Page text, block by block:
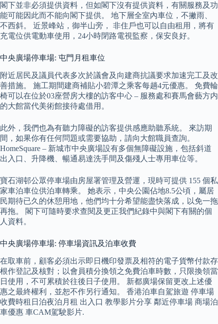
閣下並非必須提供資料，但如閣下沒有提供資料，有關服務及功
能可能因此而不能向閣下提供。 地下層全室內車位，不撇雨、
不西斜。 近景峰站，御半山旁， 非住戶也可以自由租用，將有
充電位供電動車使用，24小時閉路電視監察，保安良好。
中央廣場停車場: 屯門月租車位
附近居民及議員代表多次於議會及向建商抗議要求加速完工及改
善措施。 施工期間建商補貼小碧潭之乘客每趟4元優惠。 免費輪
椅可以在位於03座營房大樓的訪客中心 – 服務處和賽馬會藝方内
的大館當代美術館接待處借用。
此外，我們也為有聽力障礙的訪客提供感應助聽系統。 來訪期
間，如果你有任何問題或需要協助，請向大館職員查詢。
HomeSquare – 新城市中央廣場設有多個無障礙設施，包括斜道
出入口、升降機、暢通易達洗手間及傷殘人士專用車位等。
寶石湖邨公眾停車場由房屋署管理及營運，現時可提供 155 個私
家車泊車位供泊車轉乘。 她表示，中央公園佔地8.5公頃，屬居
民期待已久的休憩用地，他們均十分希望能盡快落成，以免一拖
再拖。 閣下可隨時要求查閱及更正我們紀錄中與閣下有關的個
人資料。
中央廣場停車場: 停車場資訊及泊車收費
在取車前，顧客必須出示即日機印發票及相符的電子貨幣付款存
根作登記及核對；以會員積分換領之免費泊車時數，只限換領當
日使用，不可累積於往後日子使用。 新都廣場保留更改上述優
惠之最終權利，並恕不作另行通知。 香港泊車自駕旅遊 停車場
收費時租日泊夜泊月租 出入口 教學影片分享 鄰近停車場 商場泊
車優惠 車CAM駕駛影片.